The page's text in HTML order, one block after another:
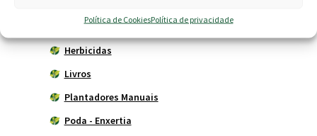
Política de CookiesPolítica de privacidade
Ferramentas Agrícolas
Herbicidas
Livros
Plantadores Manuais
Poda - Enxertia